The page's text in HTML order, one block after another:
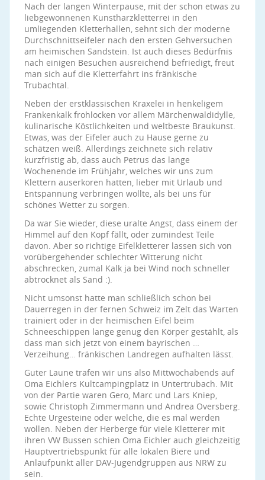
Nach der langen Winterpause, mit der schon etwas zu
liebgewonnenen Kunstharzkletterrei in den
umliegenden Kletterhallen, sehnt sich der moderne
Durchschnittseifeler nach den ersten Gehversuchen
am heimischen Sandstein. Ist auch dieses Bedürfnis
nach einigen Besuchen ausreichend befriedigt, freut
man sich auf die Kletterfahrt ins fränkische
Trubachtal.
Neben der erstklassischen Kraxelei in henkeligem
Frankenkalk frohlocken vor allem Märchenwaldidylle,
kulinarische Köstlichkeiten und weltbeste Braukunst.
Etwas, was der Eifeler auch zu Hause gerne zu
schätzen weiß. Allerdings zeichnete sich relativ
kurzfristig ab, dass auch Petrus das lange
Wochenende im Frühjahr, welches wir uns zum
Klettern auserkoren hatten, lieber mit Urlaub und
Entspannung verbringen wollte, als bei uns für
schönes Wetter zu sorgen.
Da war Sie wieder, diese uralte Angst, dass einem der
Himmel auf den Kopf fällt, oder zumindest Teile
davon. Aber so richtige Eifelkletterer lassen sich von
vorübergehender schlechter Witterung nicht
abschrecken, zumal Kalk ja bei Wind noch schneller
abtrocknet als Sand :).
Nicht umsonst hatte man schließlich schon bei
Dauerregen in der fernen Schweiz im Zelt das Warten
trainiert oder in der heimischen Eifel beim
Schneeschippen lange genug den Körper gestählt, als
dass man sich jetzt von einem bayrischen …
Verzeihung… fränkischen Landregen aufhalten lässt.
Guter Laune trafen wir uns also Mittwochabends auf
Oma Eichlers Kultcampingplatz in Untertrubach. Mit
von der Partie waren Gero, Marc und Lars Kniep,
sowie Christoph Zimmermann und Andrea Oversberg.
Echte Urgesteine oder welche, die es mal werden
wollen. Neben der Herberge für viele Kletterer mit
ihren VW Bussen schien Oma Eichler auch gleichzeitig
Hauptvertriebspunkt für alle lokalen Biere und
Anlaufpunkt aller DAV-Jugendgruppen aus NRW zu
sein.